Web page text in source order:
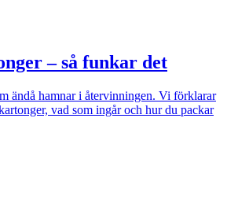
– så funkar det
ändå hamnar i återvinningen. Vi förklarar
vad som ingår och hur du packar